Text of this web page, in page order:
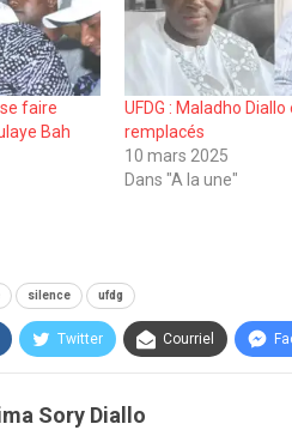
faire
Bah
UFDG : Maladho
remplacés
10 mars 2025
Dans "A la une"
silence ufdg
Twitter Courriel
Sory Diallo